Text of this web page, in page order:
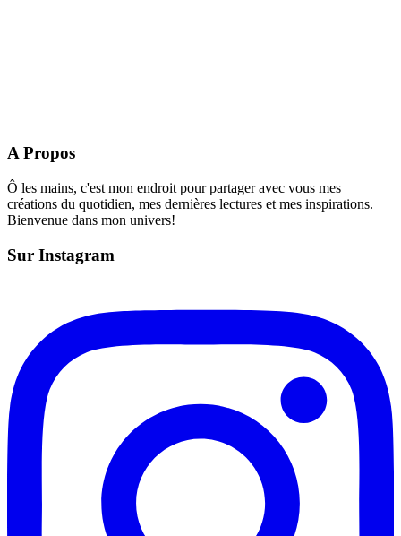
A Propos
Ô les mains, c'est mon endroit pour partager avec vous mes
créations du quotidien, mes dernières lectures et mes inspirations.
Bienvenue dans mon univers!
Sur Instagram